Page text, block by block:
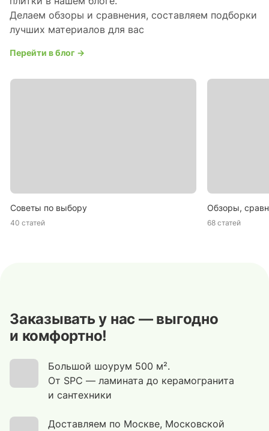
Делаем обзоры и сравнения, составляем подборки
лучших материалов для вас
Перейти в блог →
Советы по выбору
40 статей
Обзоры,
68 статей
Заказывать у нас — выгодно
и комфортно!
Большой шоурум 500 м².
От SPC — ламината до керамогранита
и сантехники
Доставляем по Москве, Московской